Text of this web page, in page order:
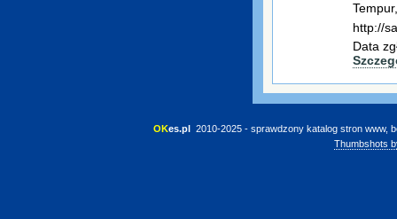
http://
Data
OKes.pl 2010-2025 - sprawdzony katalog stron www,
Thumbshots